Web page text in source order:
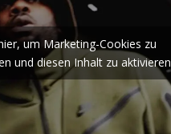
um Marketing-Cookies zu
und diesen Inhalt zu aktivieren